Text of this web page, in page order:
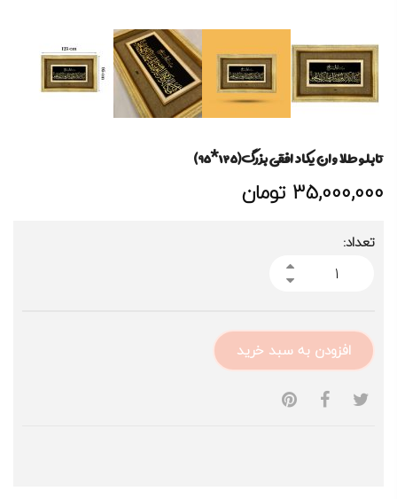
تابلو طلا و ان یکاد افقی بزرگ(۱۲۵*۹۵)
35,000,000 تومان
تعداد:
افزودن به سبد خرید